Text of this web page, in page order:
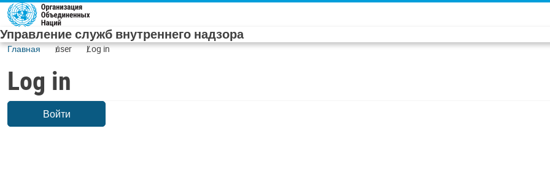
Skip to main content
Управление служб внутреннего надзора
Главная user Log in
Log in
Войти